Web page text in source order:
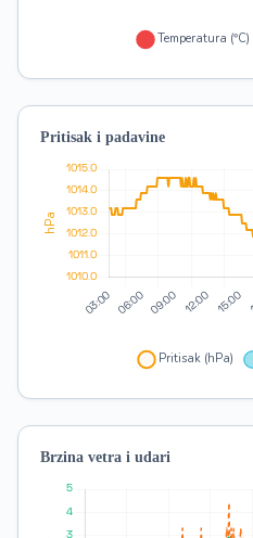
Pritisak i padavine
Brzina vetra i udari